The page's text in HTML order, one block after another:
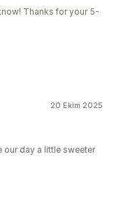
Thanks for your 5-
20 Ekim 2025
our day a little sweeter